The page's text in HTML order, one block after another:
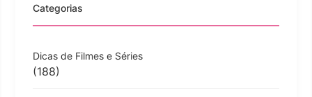
Categorias
Dicas de Filmes e Séries
(188)